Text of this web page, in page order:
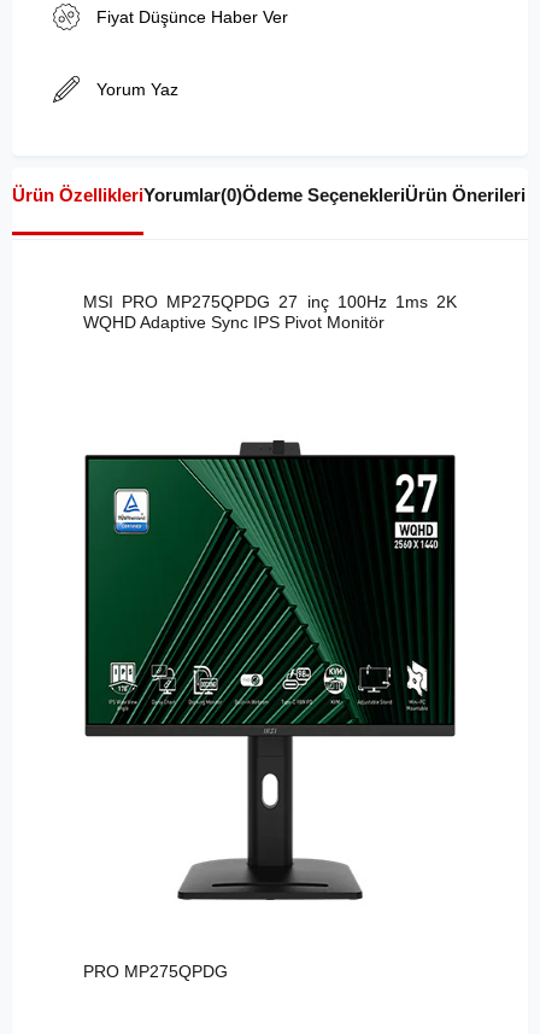
Fiyat Düşünce Haber Ver
Yorum Yaz
Ürün ÖzellikleriYorumlar(0)Ödeme SeçenekleriÜrün Önerileri
MSI PRO MP275QPDG 27 inç 100Hz 1ms 2K
WQHD Adaptive Sync IPS Pivot Monitör
PRO MP275QPDG